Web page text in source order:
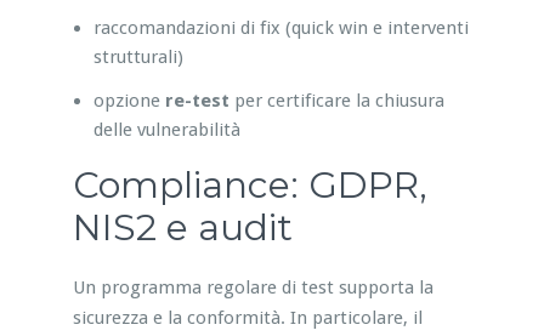
raccomandazioni di fix (quick win e interventi
strutturali)
opzione re-test per certificare la chiusura
delle vulnerabilità
Compliance: GDPR,
NIS2 e audit
Un programma regolare di test supporta la
sicurezza e la conformità. In particolare, il